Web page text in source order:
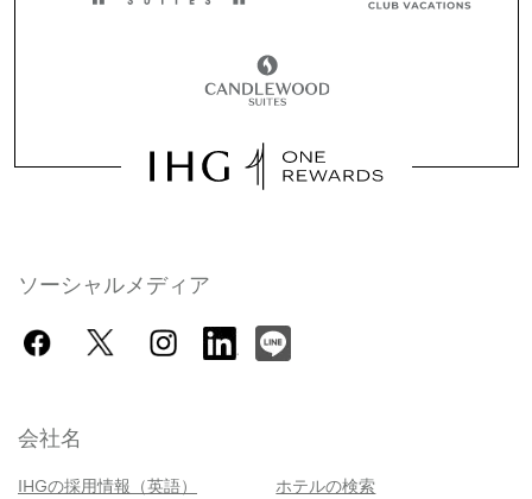
ソーシャルメディア
会社名
IHGの採用情報（英語）
ホテルの検索